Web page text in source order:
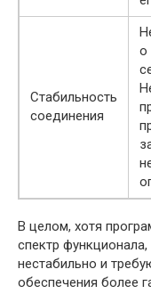
Стабильность
соединения
о
В целом, хотя
спектр
нестабильно и
обеспечения более